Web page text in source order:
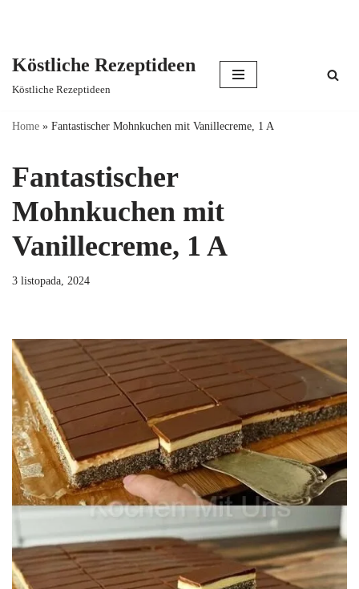
content
Köstliche Rezeptideen
Köstliche Rezeptideen
Home » Fantastischer Mohnkuchen mit Vanillecreme, 1 A
Fantastischer
Mohnkuchen mit
Vanillecreme, 1 A
3 listopada, 2024